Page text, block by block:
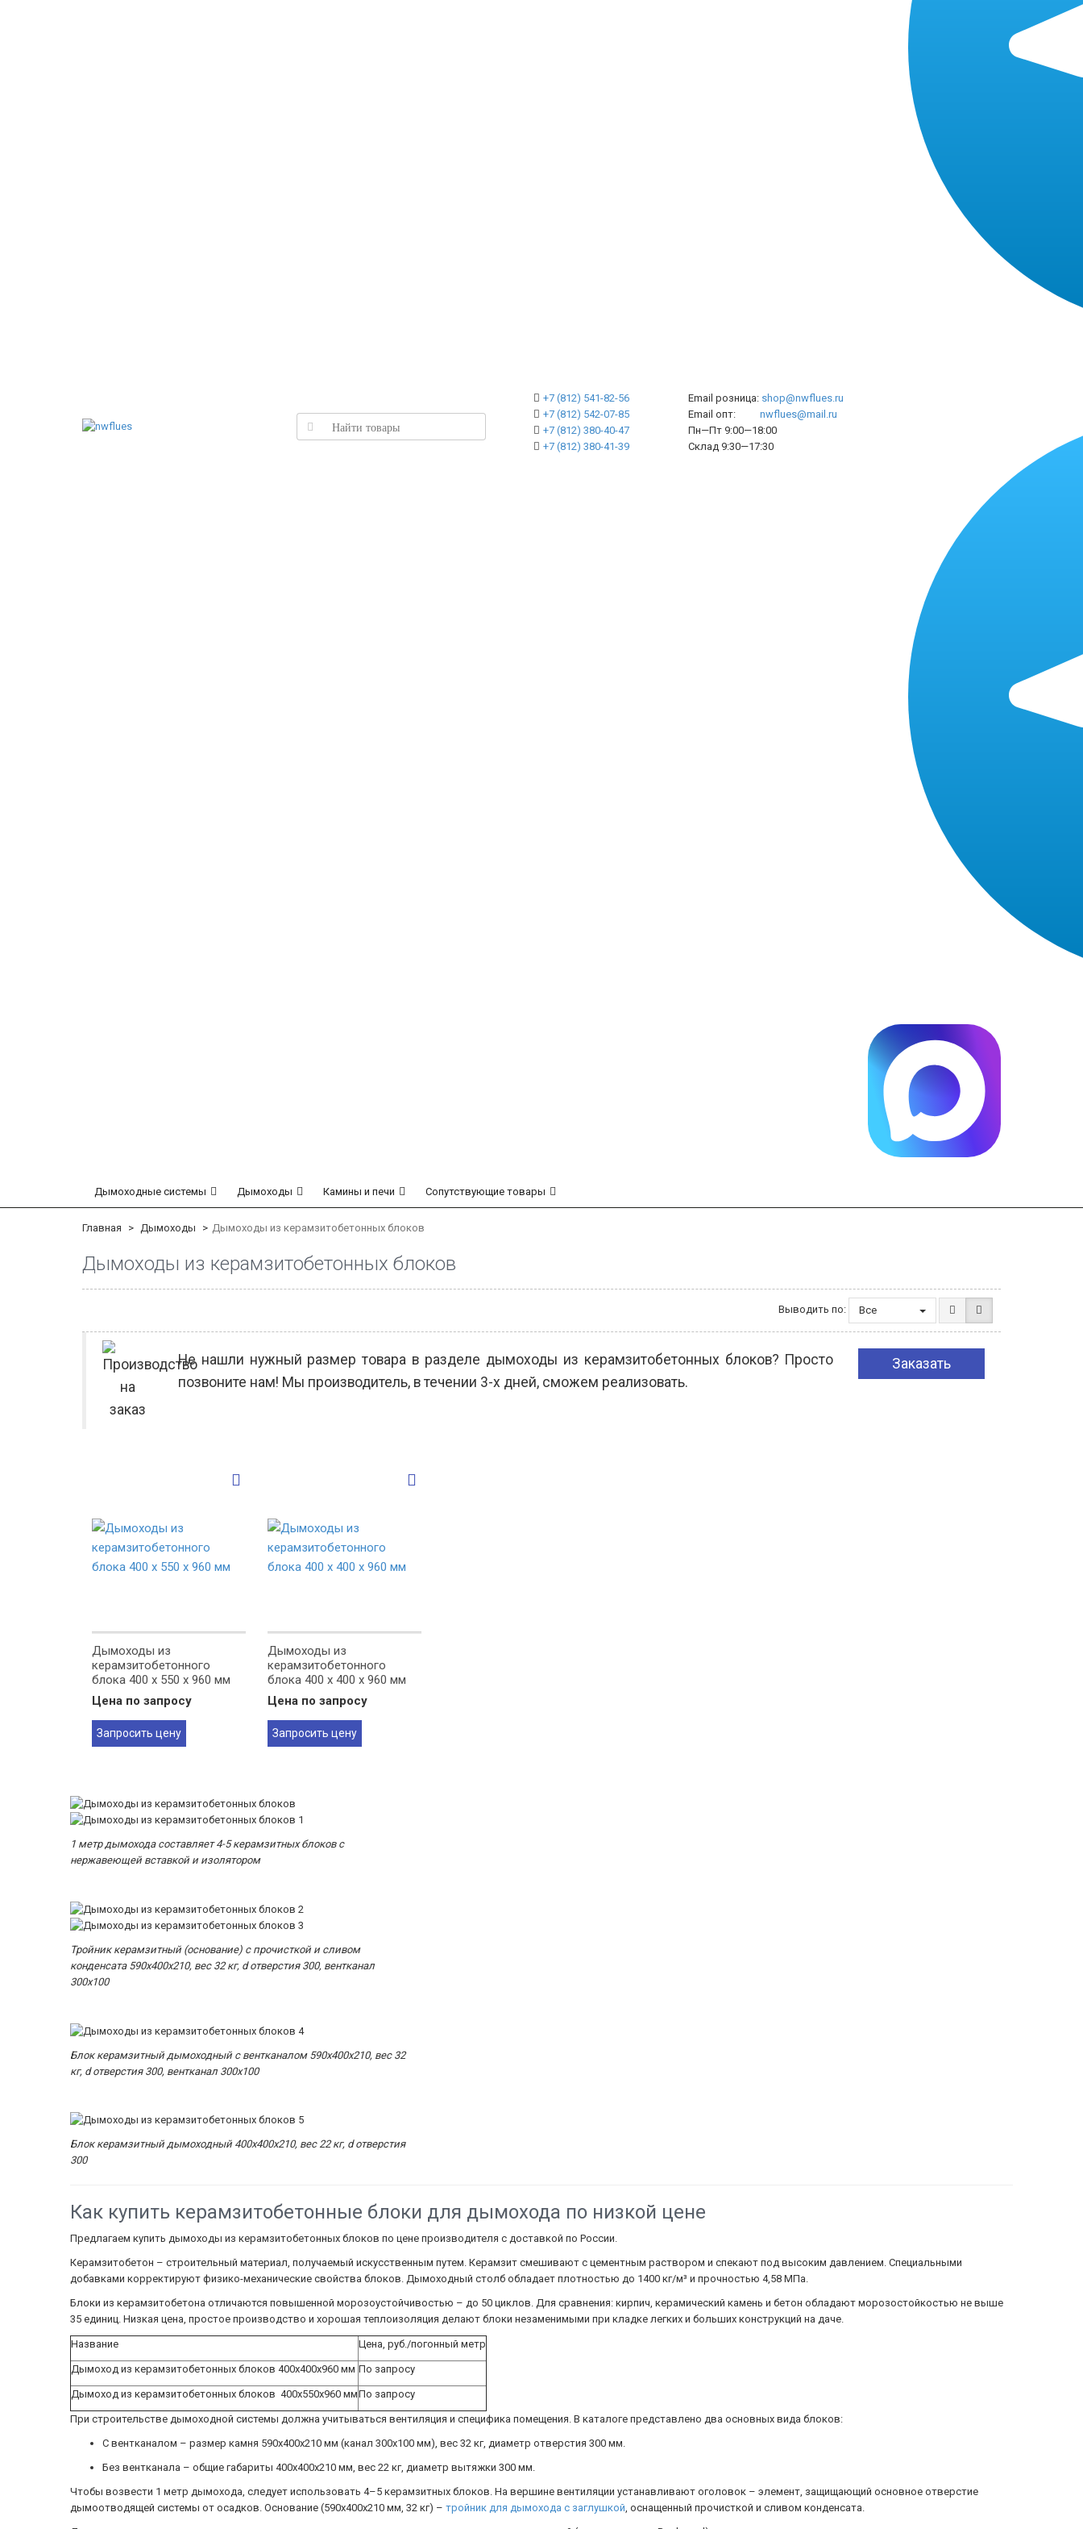
+7 (812) 541-82-56
+7 (812) 542-07-85
+7 (812) 380-40-47
+7 (812) 380-41-39
Email розница: shop@nwflues.ru
Email опт: nwflues@mail.ru
Пн—Пт 9:00—18:00
Склад 9:30—17:30
Дымоходные системы Дымоходы Камины и печи Сопутствующие товары
Главная Дымоходы Дымоходы из керамзитобетонных блоков
Дымоходы из керамзитобетонных блоков
Выводить по: Все
Не нашли нужный размер товара в разделе дымоходы из керамзитобетонных блоков? Просто
позвоните нам! Мы производитель, в течении 3-х дней, сможем реализовать.
Заказать
Дымоходы из
керамзитобетонного
блока 400 х 550 х 960 мм
Цена по запросу
Запросить цену
Дымоходы из
керамзитобетонного
блока 400 х 400 х 960 мм
Цена по запросу
Запросить цену
1 метр дымохода составляет 4-5 керамзитных блоков с
нержавеющей вставкой и изолятором
Тройник керамзитный (основание) с прочисткой и сливом
конденсата 590x400x210, вес 32 кг, d отверстия 300, вентканал
300х100
Блок керамзитный дымоходный с вентканалом 590x400x210, вес 32
кг, d отверстия 300, вентканал 300х100
Блок керамзитный дымоходный 400x400x210, вес 22 кг, d отверстия
300
Как купить керамзитобетонные блоки для дымохода по низкой цене
Предлагаем купить дымоходы из керамзитобетонных блоков по цене производителя с доставкой по России.
Керамзитобетон – строительный материал, получаемый искусственным путем. Керамзит смешивают с цементным раствором и спекают под высоким давлением. Специальными
добавками корректируют физико-механические свойства блоков. Дымоходный столб обладает плотностью до 1400 кг/м³ и прочностью 4,58 МПа.
Блоки из керамзитобетона отличаются повышенной морозоустойчивостью – до 50 циклов. Для сравнения: кирпич, керамический камень и бетон обладают морозостойкостью не выше
35 единиц. Низкая цена, простое производство и хорошая теплоизоляция делают блоки незаменимыми при кладке легких и больших конструкций на даче.
Название Цена, руб./погонный метр
Дымоход из керамзитобетонных блоков 400х400х960 мм По запросу
Дымоход из керамзитобетонных блоков 400х550х960 ммПо запросу
При строительстве дымоходной системы должна учитываться вентиляция и специфика помещения. В каталоге представлено два основных вида блоков:
С вентканалом – размер камня 590x400x210 мм (канал 300х100 мм), вес 32 кг, диаметр отверстия 300 мм.
Без вентканала – общие габариты 400x400x210 мм, вес 22 кг, диаметр вытяжки 300 мм.
Чтобы возвести 1 метр дымохода, следует использовать 4–5 керамзитных блоков. На вершине вентиляции устанавливают оголовок – элемент, защищающий основное отверстие
дымоотводящей системы от осадков. Основание (590x400x210 мм, 32 кг) – тройник для дымохода с заглушкой, оснащенный прочисткой и сливом конденсата.